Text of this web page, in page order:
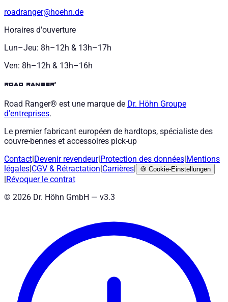
roadranger@hoehn.de
Horaires d'ouverture
Lun–Jeu: 8h–12h & 13h–17h
Ven: 8h–12h & 13h–16h
road ranger®
Road Ranger® est une marque de Dr. Höhn Groupe
d'entreprises.
Le premier fabricant européen de hardtops, spécialiste des
couvre-bennes et accessoires pick-up
Contact Devenir revendeur| Protection des données Mentions
légales CGV & Rétractation Carrières 🍪 Cookie-Einstellungen
Révoquer le contrat
© 2026 Dr. Höhn GmbH — v3.3